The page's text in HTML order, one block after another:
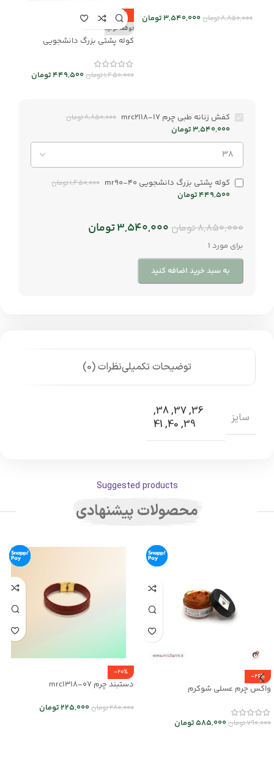
8,850,000تومان3,540,000تومان
-69%
توقف تولید
کوله پشتی بزرگ دانشجویی
1,450,000تومان449,500تومان
کفش زنانه طبی چرم mrc2118-17 8,850,000تومان
3,540,000تومان
کوله پشتی بزرگ دانشجویی mr90-40 1,450,000تومان
449,500تومان
8,850,000تومان 3,540,000تومان
برای مورد 1
به سبد خرید اضافه کنید
توضیحات تکمیلینظرات (0)
سایز 36
,
37
,
38
,
39
,
40
,
41
Suggested products
محصولات پیشنهادی
-26%
واکس چرم عسلی شوکرم
790,000تومان585,000تومان
-20%
دستبند چرم mrc1318-07
280,000تومان225,000تومان